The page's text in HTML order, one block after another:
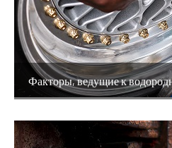
Факторы, ведущие к